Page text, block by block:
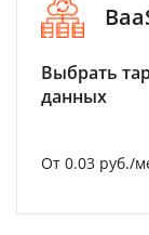
Выбрать
данных
От 0.03 руб./